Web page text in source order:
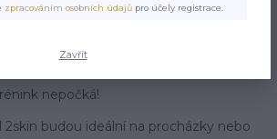
Dámské
mikiny
nepočká!
2skin budou ideální na procházky nebo
zpracováním osobních údajů pro účely registrace.
Zavřít